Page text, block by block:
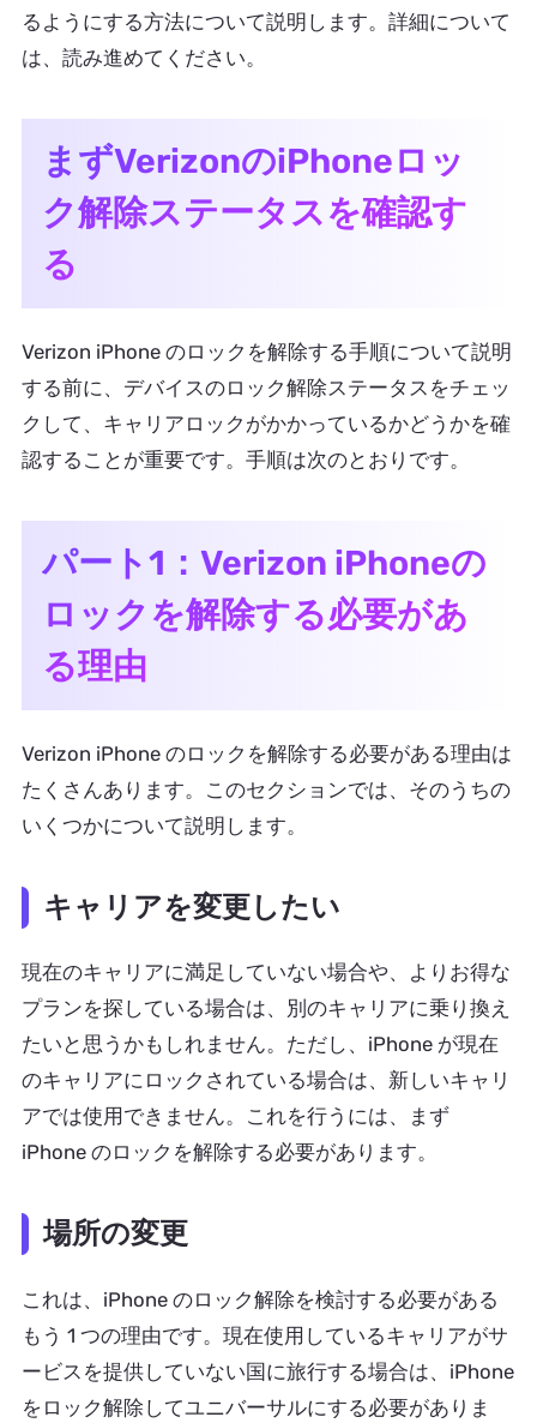
るようにする方法について説明します。詳細について
は、読み進めてください。
まずVerizonのiPhoneロッ
ク解除ステータスを確認す
る
Verizon iPhone のロックを解除する手順について説明
する前に、デバイスのロック解除ステータスをチェッ
クして、キャリアロックがかかっているかどうかを確
認することが重要です。手順は次のとおりです。
パート1：Verizon iPhoneの
ロックを解除する必要があ
る理由
Verizon iPhone のロックを解除する必要がある理由は
たくさんあります。このセクションでは、そのうちの
いくつかについて説明します。
キャリアを変更したい
現在のキャリアに満足していない場合や、よりお得な
プランを探している場合は、別のキャリアに乗り換え
たいと思うかもしれません。ただし、iPhone が現在
のキャリアにロックされている場合は、新しいキャリ
アでは使用できません。これを行うには、まず
iPhone のロックを解除する必要があります。
場所の変更
これは、iPhone のロック解除を検討する必要がある
もう 1 つの理由です。現在使用しているキャリアがサ
ービスを提供していない国に旅行する場合は、iPhone
をロック解除してユニバーサルにする必要がありま